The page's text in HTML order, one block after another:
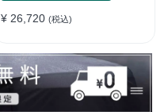
¥ 26,720 (税込)